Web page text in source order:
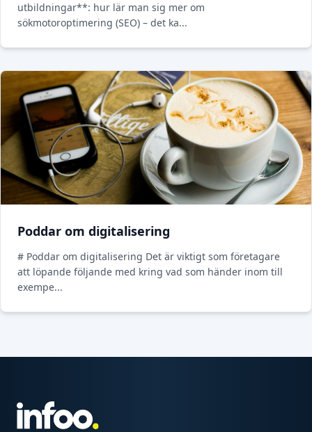
utbildningar**: hur lär man sig mer om
sökmotoroptimering (SEO) – det ka...
Poddar om digitalisering
# Poddar om digitalisering Det är viktigt som företagare
att löpande följande med kring vad som händer inom till
exempe...